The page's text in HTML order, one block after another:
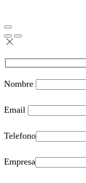
Nombre
Email
Telefono
Empresa